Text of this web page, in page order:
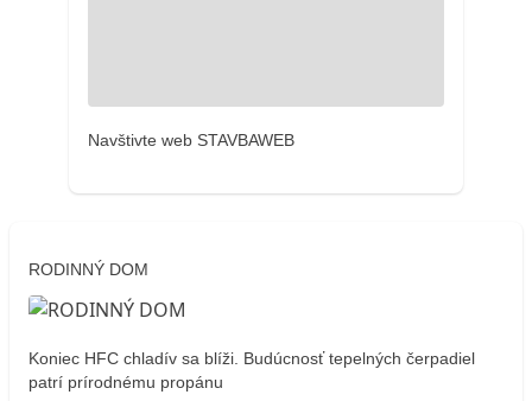
Navštivte web STAVBAWEB
RODINNÝ DOM
Koniec HFC chladív sa blíži. Budúcnosť tepelných čerpadiel
patrí prírodnému propánu